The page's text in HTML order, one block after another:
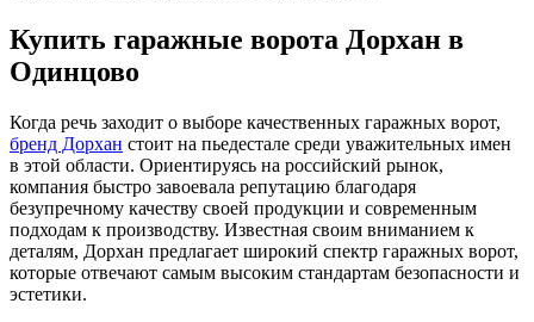
Купить гаражные ворота Дорхан в
Одинцово
Когда речь заходит о выборе качественных гаражных ворот,
бренд Дорхан стоит на пьедестале среди уважительных имен
в этой области. Ориентируясь на российский рынок,
компания быстро завоевала репутацию благодаря
безупречному качеству своей продукции и современным
подходам к производству. Известная своим вниманием к
деталям, Дорхан предлагает широкий спектр гаражных ворот,
которые отвечают самым высоким стандартам безопасности и
эстетики.